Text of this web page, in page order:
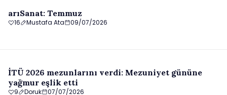
arıSanat: Temmuz
16 Mustafa Ata 09/07/2026
İTÜ 2026 mezunlarını verdi: Mezuniyet gününe
yağmur eşlik etti
9 Doruk 07/07/2026